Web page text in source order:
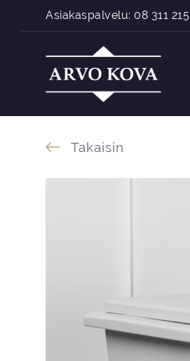
Siirry sisältöön
Asiakaspalvelu: 08 311
Takaisin